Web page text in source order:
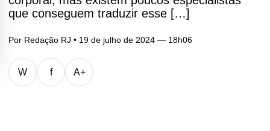
que conseguem traduzir esse […]
Por Redação RJ • 19 de julho de 2024 — 18h06
W f A+